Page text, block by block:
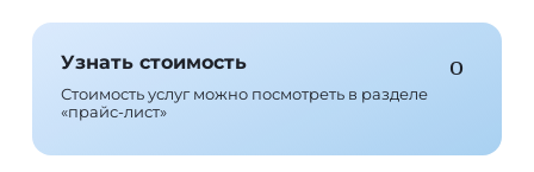
Узнать стоимость
Стоимость услуг можно посмотреть в разделе
«прайс-лист»